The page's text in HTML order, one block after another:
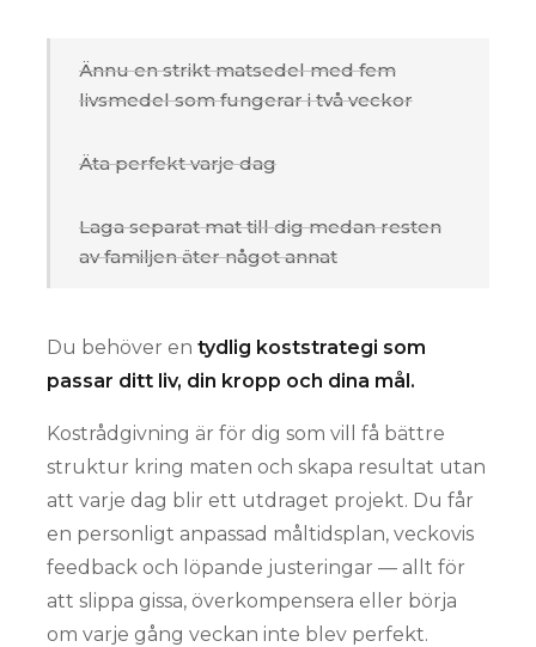
Ännu en strikt matsedel med fem
livsmedel som fungerar i två veckor
Äta perfekt varje dag
Laga separat mat till dig medan resten
av familjen äter något annat
Du behöver en tydlig koststrategi som
passar ditt liv, din kropp och dina mål.
Kostrådgivning är för dig som vill få bättre
struktur kring maten och skapa resultat utan
att varje dag blir ett utdraget projekt. Du får
en personligt anpassad måltidsplan, veckovis
feedback och löpande justeringar — allt för
att slippa gissa, överkompensera eller börja
om varje gång veckan inte blev perfekt.